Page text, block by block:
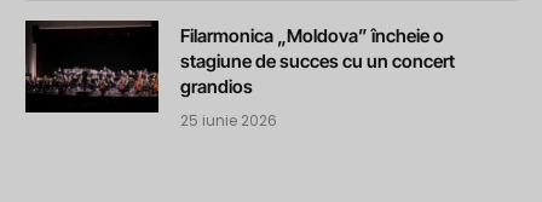
Filarmonica „Moldova” încheie o
stagiune de succes cu un concert
grandios
25 iunie 2026